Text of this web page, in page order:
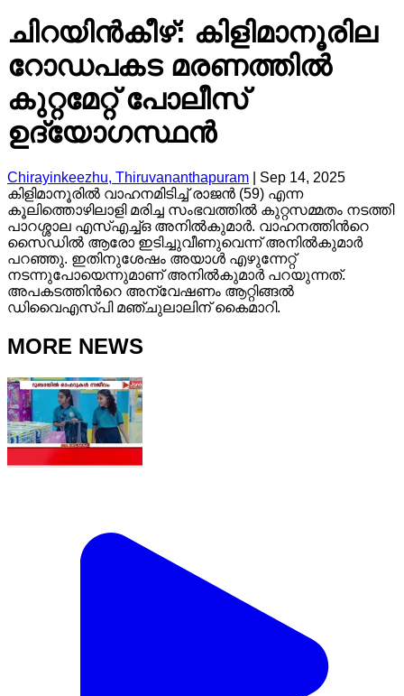
ചിറയിൻകീഴ്: കിളിമാനൂരില
റോഡപകട മരണത്തിൽ
കുറ്റമേറ്റ് പോലീസ്
ഉദ്യോഗസ്ഥൻ
Chirayinkeezhu, Thiruvananthapuram
Sep 14, 2025
കിളിമാനൂരിൽ വാഹനമിടിച്ച് രാജൻ (59) എന്ന
കൂലിത്തൊഴിലാളി മരിച്ച സംഭവത്തിൽ കുറ്റസമ്മതം നടത്തി
പാറശ്ശാല എസ്എച്ച്ഒ അനിൽകുമാർ. വാഹനത്തിന്‍റെ
സൈഡിൽ ആരോ ഇടിച്ചുവീണുവെന്ന് അനിൽകുമാർ
പറഞ്ഞു. ഇതിനുശേഷം അയാള്‍ എഴുന്നേറ്റ്
നടന്നുപോയെന്നുമാണ് അനിൽകുമാര്‍ പറയുന്നത്.
അപകടത്തിന്‍റെ അന്വേഷണം ആറ്റിങ്ങൽ
ഡിവൈഎസ്‍പി മഞ്ചുലാലിന് കൈമാറി.
MORE NEWS